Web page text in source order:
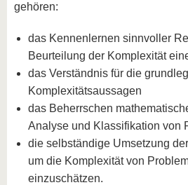
gehören:
das Kennenlernen sinnvoller
Beurteilung der Komplexität
das Verständnis für die
Komplexitätsaussagen
das Beherrschen
Analyse und Klassifikation von
die selbständige Umsetzung
um die Komplexität von
einzuschätzen.